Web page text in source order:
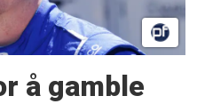
å gamble